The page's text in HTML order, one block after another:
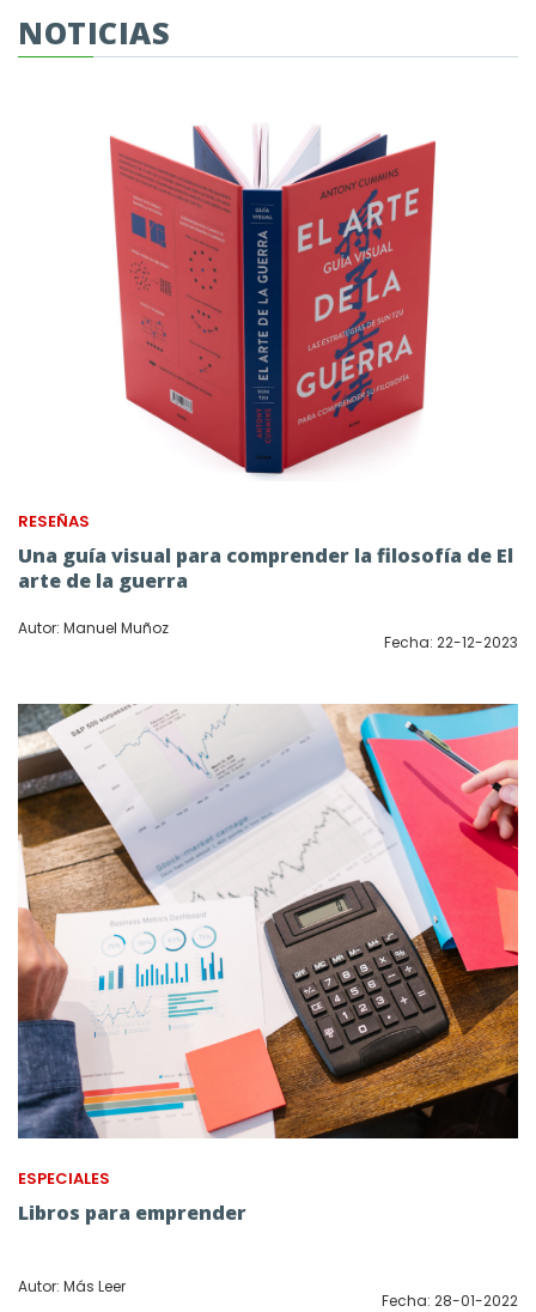
NOTICIAS
RESEÑAS
Una guía visual para comprender la filosofía de El
arte de la guerra
Autor: Manuel Muñoz
Fecha: 22-12-2023
ESPECIALES
Libros para emprender
Autor: Más Leer
Fecha: 28-01-2022